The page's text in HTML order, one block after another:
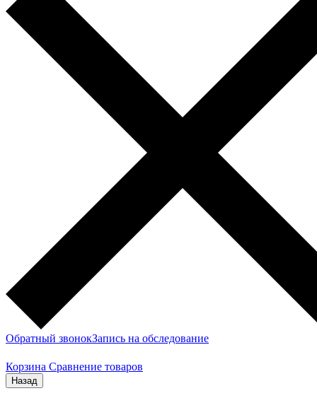
Обратный звонокЗапись на обследование
Корзина Сравнение товаров
Назад